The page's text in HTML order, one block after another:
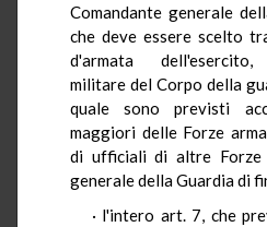
Comandante generale
che deve essere scelto
d'armata dell'esercito,
militare del Corpo della
quale sono previsti
maggiori delle Forze
di ufficiali di altre Forze
generale della Guardia di
· l'intero art. 7, che